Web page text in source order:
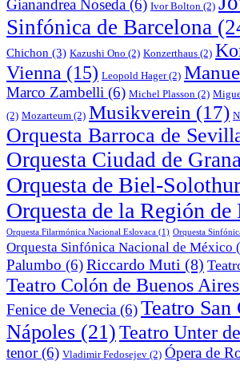
Gianandrea Noseda (6) Ivor Bolton (2)
Sinfónica de Barcelona
Chichon (3) Kazushi Ono (2) Konzerthaus (2)
Vienna (15) Leopold Hager(2)
Marco Zambelli (6) Michel Plasson (2)
(2) Mozarteum (2) Musikverein (17)
Orquesta Barroca de
Orquesta Ciudad de
Orquesta de Biel-
Orquesta de la Región
Orquesta Filarmónica Nacional Eslovaca (1) Orquesta
Orquesta Sinfónica Nacional de México
Palumbo (6)Riccardo Muti (8)
Teatro Colón de Buenos Aires
Fenice de Venecia (6)Teatro San
Nápoles (21)Teatro Unter
tenor(6) Vladimir Fedosejev (2) Ópera de